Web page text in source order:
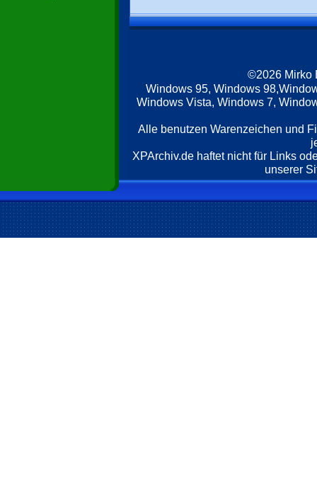
©2026 Mirko
Windows 95, Windows
Windows Vista, Windows 7,
Alle benutzen Warenzeichen und
XPArchiv.de haftet nicht für Links
unserer